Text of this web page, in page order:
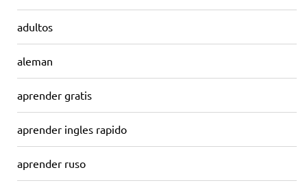
adultos
aleman
aprender gratis
aprender ingles rapido
aprender ruso